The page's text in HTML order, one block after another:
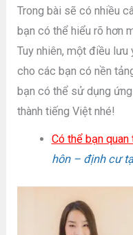
Trong bài sẽ có nhiều
bạn có thể hiểu rõ hơn
Tuy nhiên, một điều
cho các bạn có nền
bạn có thể sử dụng
thành tiếng Việt nhé!
Có thể bạn quan
hôn – định cư